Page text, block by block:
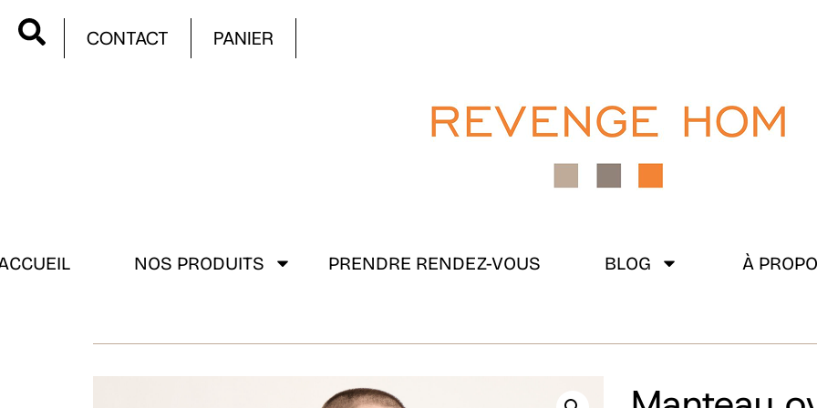
CONTACT PANIER
NOS PRODUITS PRENDRE RENDEZ-VOUS BLOG À